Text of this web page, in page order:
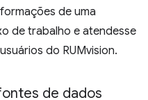
de uma
de trabalho e atendesse
do RUMvision.
de dados